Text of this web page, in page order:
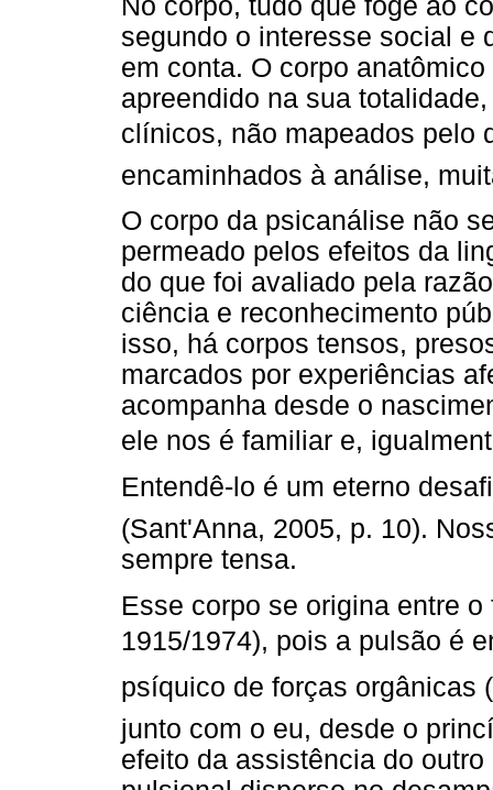
No corpo, tudo que foge ao
segundo o interesse social e
em conta. O corpo
apreendido na sua
clínicos, não mapeados
encaminhados à análise,
O corpo da psicanálise não
permeado pelos efeitos da
do que foi avaliado pela
ciência e reconhecimento
isso, há corpos tensos,
marcados por experiências
acompanha desde o
ele nos é familiar e,
Entendê-lo é um eterno
(Sant'Anna, 2005, p. 10).
sempre tensa.
Esse corpo se origina entre
1915/1974), pois a pulsão é
psíquico de forças
junto com o eu, desde o
efeito da assistência do